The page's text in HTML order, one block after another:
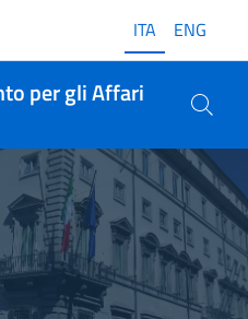
ITA ENG
per gli Affari